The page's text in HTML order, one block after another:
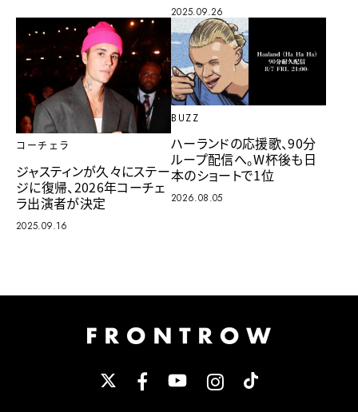
2025.09.26
コーチェラ
ジャスティンが久々にステー
ジに復帰、2026年コーチェ
ラ出演者が決定
2025.09.16
BUZZ
ハーランドの応援歌、90分
ループ配信へ。W杯後も日
本のショートで1位
2026.08.05